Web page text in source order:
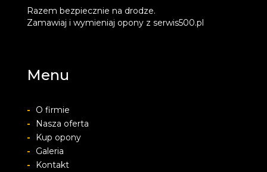
Razem bezpiecznie na drodze.
Zamawiaj i wymieniaj opony z serwis500.pl
Menu
-
O firmie
-
Nasza oferta
-
Kup opony
-
Galeria
-
Kontakt